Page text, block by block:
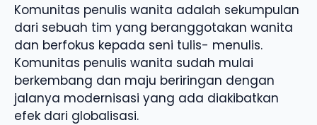
Komunitas penulis wanita adalah sekumpulan
dari sebuah tim yang beranggotakan wanita
dan berfokus kepada seni tulis- menulis.
Komunitas penulis wanita sudah mulai
berkembang dan maju beriringan dengan
jalanya modernisasi yang ada diakibatkan
efek dari globalisasi.